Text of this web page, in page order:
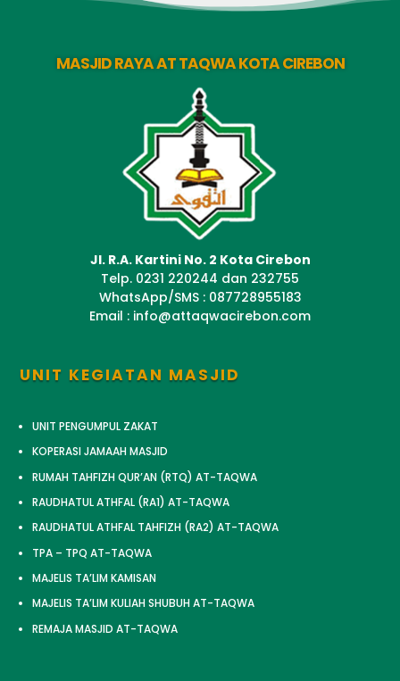
MASJID RAYA AT TAQWA KOTA CIREBON
Jl. R.A. Kartini No. 2 Kota Cirebon
Telp. 0231 220244 dan 232755
WhatsApp/SMS : 087728955183
Email : info@attaqwacirebon.com
UNIT KEGIATAN MASJID
UNIT PENGUMPUL ZAKAT
KOPERASI JAMAAH MASJID
RUMAH TAHFIZH QUR’AN (RTQ) AT-TAQWA
RAUDHATUL ATHFAL (RA1) AT-TAQWA
RAUDHATUL ATHFAL TAHFIZH (RA2) AT-TAQWA
TPA – TPQ AT-TAQWA
MAJELIS TA’LIM KAMISAN
MAJELIS TA’LIM KULIAH SHUBUH AT-TAQWA
REMAJA MASJID AT-TAQWA